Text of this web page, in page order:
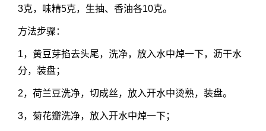
3克，味精5克，生抽、香油各10克。
方法步骤：
1，黄豆芽掐去头尾，洗净，放入水中焯一下，沥干水
分，装盘；
2，荷兰豆洗净，切成丝，放入开水中烫熟，装盘。
3，菊花瓣洗净，放入开水中焯一下；